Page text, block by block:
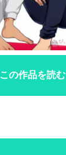
この作品を読む